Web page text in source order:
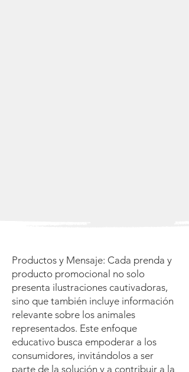
Productos y Mensaje: Cada prenda y
producto promocional no solo
presenta ilustraciones cautivadoras,
sino que también incluye información
relevante sobre los animales
representados. Este enfoque
educativo busca empoderar a los
consumidores, invitándolos a ser
parte de la solución y a contribuir a la